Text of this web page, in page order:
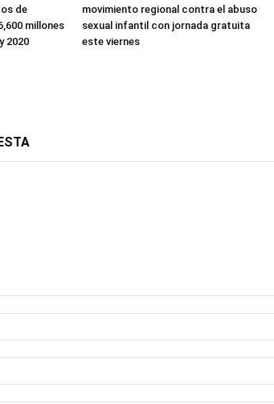
de
millones
2020
movimiento regional contra el abuso
sexual infantil con jornada gratuita
este viernes